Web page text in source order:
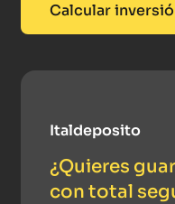
Calcular
Italdeposito
¿Quieres
con total